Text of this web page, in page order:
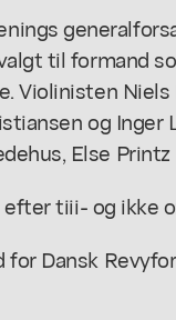
til formand
Violinisten
og Inger
Else Printz
tiii- og ikke
for Dansk